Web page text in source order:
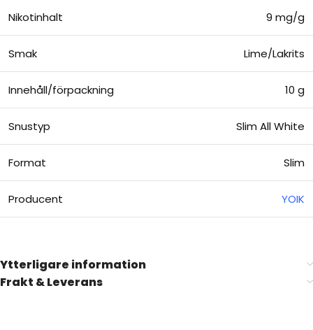
Nikotinhalt 9 mg/g
Smak Lime/Lakrits
Innehåll/förpackning 10 g
Snustyp Slim All White
Format Slim
Producent YOIK
Ytterligare information
Frakt & Leverans